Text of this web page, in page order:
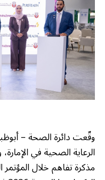
وقّعت دائرة الصحة –
الرعاية الصحية في
مذكرة تفاهم خلال المؤتمر